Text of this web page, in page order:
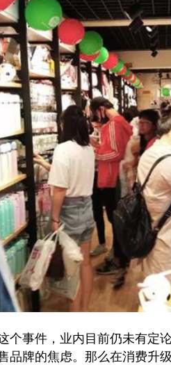
事件，业内目前仍未有定论
品牌的焦虑。那么在消费升